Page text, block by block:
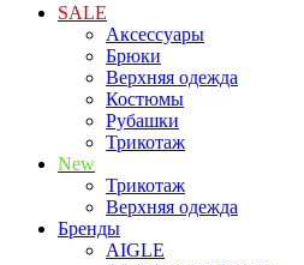
SALE
Аксессуары
Брюки
Верхняя одежда
Костюмы
Рубашки
Трикотаж
New
Трикотаж
Верхняя одежда
Бренды
AIGLE